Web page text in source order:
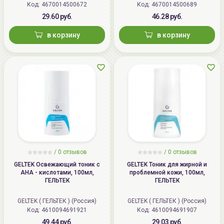
Способ применения:
нанесите необходимое
количество тоника на кожу кончиками пальцев или с
помощью ватного диска.
Срок годности:
см. на упаковке (гггг.мм.дд), 3
года с даты производства.
Производитель:
[Manyo Factory] Республика
Корея, 15F Pax Tower, 609, Eonju-
ro, Gangnam-gu, Seoul, Republic of
УНП 192179286, Беларусь,
220020 Минск, ул.Радужная 4/1-
136. www.allcosmetics.by, E-mail:
info@allcosmetics.by,
тел.:+375296131336
Код: 4670014500672
29.60 руб.
в корзину
Код: 4670014500689
46.28 руб.
в корзину
/ 0 отзывов
GELTEK Освежающий тоник с
АНА - кислотами, 100мл,
ГЕЛЬТЕК
GELTEK ( ГЕЛЬТЕК ) (Россия)
Код: 4610094691921
49.44 руб.
/ 0 отзывов
GELTEK Тоник для жирной и
проблемной кожи, 100мл,
ГЕЛЬТЕК
GELTEK ( ГЕЛЬТЕК ) (Россия)
Код: 4610094691907
29.03 руб.